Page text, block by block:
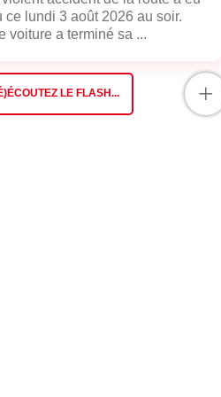
ce lundi 3 août 2026 au soir.
voiture a terminé sa ...
LE FLASH... +